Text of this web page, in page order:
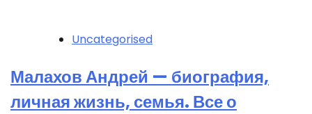
Uncategorised
Малахов Андрей — биография,
личная жизнь, семья. Все о